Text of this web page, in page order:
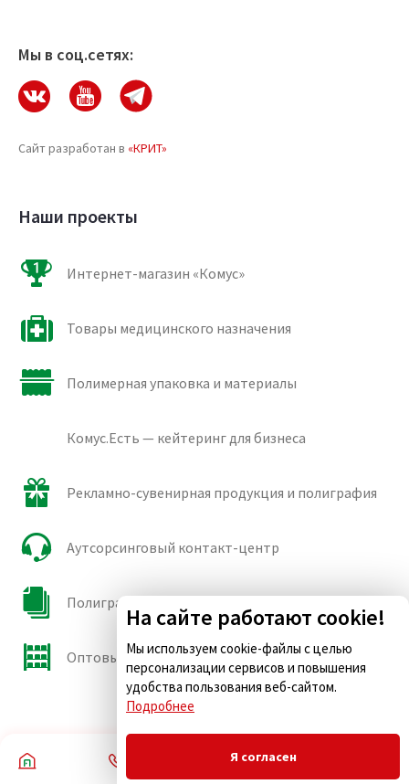
Мы в соц.сетях:
Сайт разработан в «КРИТ»
Наши проекты
Интернет-магазин «Комус»
Товары медицинского назначения
Полимерная упаковка и материалы
Комус.Есть — кейтеринг для бизнеса
Рекламно-сувенирная продукция и полиграфия
Аутсорсинговый контакт-центр
Полиграфические сорта бумаги и картона
Оптовые продажи
На сайте работают cookie!
Мы используем cookie-файлы с целью
персонализации сервисов и повышения
удобства пользования веб-сайтом.
Подробнее
Я согласен